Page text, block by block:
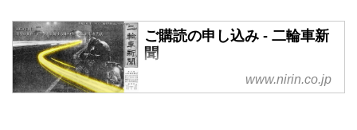
ご購読の申し込み - 二輪車新
聞
明日の二輪車市場を先読み！ 独
自データ満載の本紙購読はこちら
www.nirin.co.jp